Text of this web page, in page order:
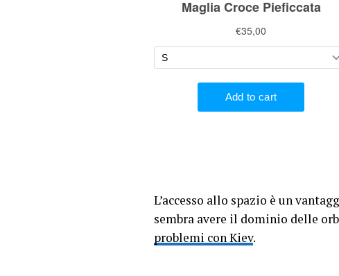
L’accesso allo spazio è un
sembra avere il dominio delle
problemi con Kiev.